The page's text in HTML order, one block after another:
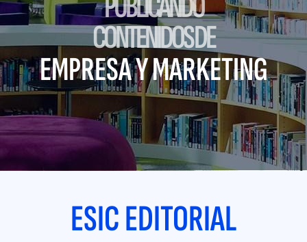
d
i
t
o
r
t
o
r
i
CONTENIDOS DE
EMPRESA Y MARKETING
ESIC EDITORIAL